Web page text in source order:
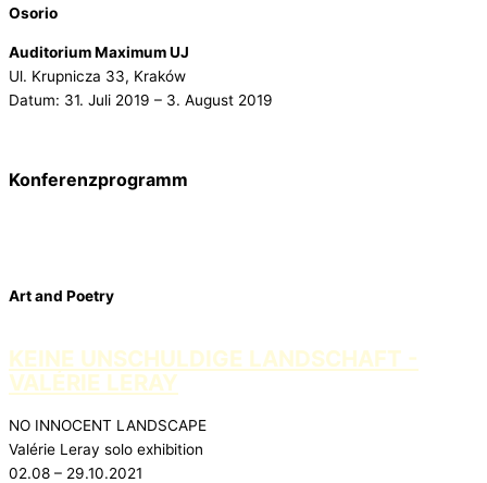
Osorio
Auditorium Maximum UJ
Ul. Krupnicza 33, Kraków
Datum: 31. Juli 2019 – 3. August 2019
Konferenzprogramm
Art and Poetry
KEINE UNSCHULDIGE LANDSCHAFT -
VALÉRIE LERAY
NO INNOCENT LANDSCAPE
Valérie Leray solo exhibition
02.08 – 29.10.2021